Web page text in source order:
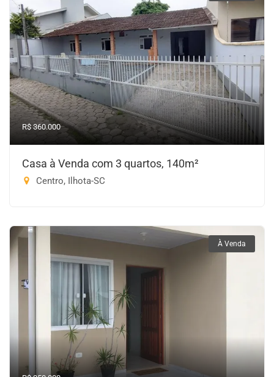
R$ 360.000
Casa à Venda com 3 quartos, 140m²
Centro, Ilhota-SC
À Venda